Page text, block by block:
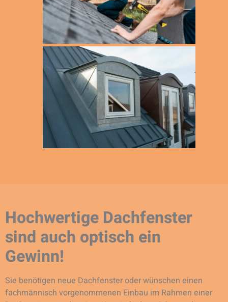
Hochwertige Dachfenster
sind auch optisch ein
Gewinn!
Sie benötigen neue Dachfenster oder wünschen einen
fachmännisch vorgenommenen Einbau im Rahmen einer